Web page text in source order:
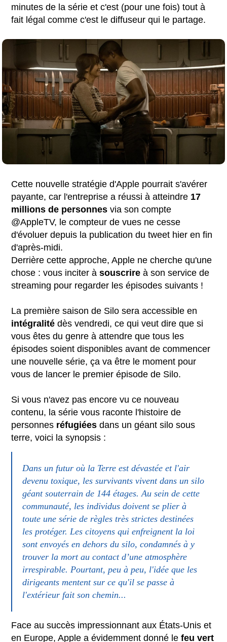
minutes de la série et c'est (pour une fois) tout à
fait légal comme c'est le diffuseur qui le partage.
Cette nouvelle stratégie d'Apple pourrait s'avérer
payante, car l'entreprise a réussi à atteindre 17
millions de personnesvia son compte
@AppleTV, le compteur de vues ne cesse
d'évoluer depuis la publication du tweet hier en fin
d'après-midi.
Derrière cette approche, Apple ne cherche qu'une
chose : vous inciter àsouscrire à son service de
streaming pour regarder les épisodes suivants !
La première saison de Silo sera accessible en
intégralité dès vendredi, ce qui veut dire que si
vous êtes du genre à attendre que tous les
épisodes soient disponibles avant de commencer
une nouvelle série, ça va être le moment pour
vous de lancer le premier épisode de Silo.
Si vous n'avez pas encore vu ce nouveau
contenu, la série vous raconte l'histoire de
personnes réfugiées dans un géant silo sous
terre, voici la synopsis :
Dans un futur où la Terre est dévastée et l'air
devenu toxique, les survivants vivent dans un silo
géant souterrain de 144 étages. Au sein de cette
communauté, les individus doivent se plier à
toute une série de règles très strictes destinées
les protéger. Les citoyens qui enfreignent la loi
sont envoyés en dehors du silo, condamnés à y
trouver la mort au contact d’une atmosphère
irrespirable. Pourtant, peu à peu, l'idée que les
dirigeants mentent sur ce qu'il se passe à
l'extérieur fait son chemin...
Face au succès impressionnant aux États-Unis et
en Europe, Apple a évidemment donné le feu vert